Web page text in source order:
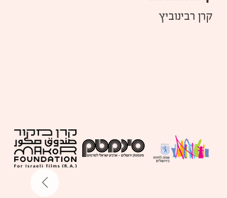
קרן רבינוביץ